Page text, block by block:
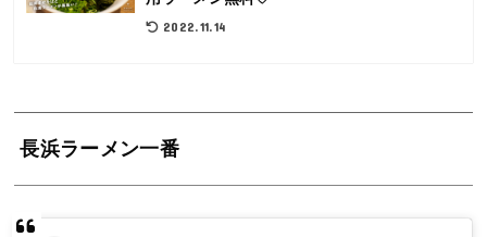
2022.11.14
長浜ラーメン一番